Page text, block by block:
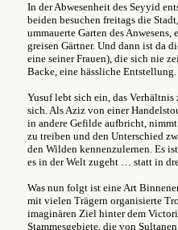
In der Abwesenheit des Seyyid
beiden besuchen freitags die
ummauerte Garten des
greisen Gärtner. Und dann ist da
eine seiner Frauen), die sich nie
Backe, eine hässliche Entstellung.
Yusuf lebt sich ein, das
sich. Als Aziz von einer
in andere Gefilde aufbricht,
zu treiben und den Unterschied
den Wilden kennenzulernen. Es
es in der Welt zugeht … statt in
Was nun folgt ist eine Art
mit vielen Trägern organisierte
imaginären Ziel hinter dem
Stammesgebiete, die von